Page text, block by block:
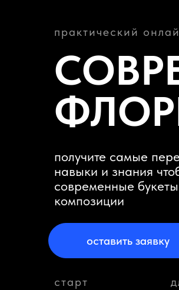
оставить заявку
получите самые
навыки и знания
современные
композиции
практический
старт